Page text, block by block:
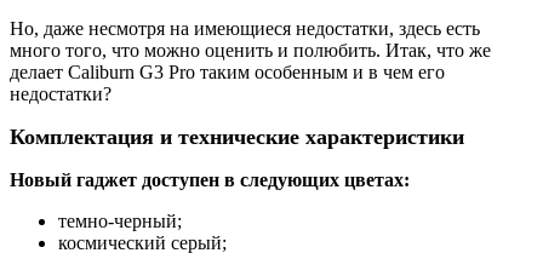
Но, даже несмотря на имеющиеся недостатки, здесь есть
много того, что можно оценить и полюбить. Итак, что же
делает Caliburn G3 Pro таким особенным и в чем его
недостатки?
Комплектация и технические характеристики
Новый гаджет доступен в следующих цветах:
темно-черный;
космический серый;